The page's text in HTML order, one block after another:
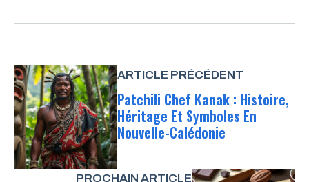
ARTICLE PRÉCÉDENT
Patchili Chef Kanak : Histoire,
Héritage Et Symboles En
Nouvelle-Calédonie
PROCHAIN ARTICLE